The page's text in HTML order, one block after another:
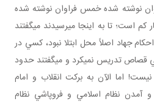
نوشته شده خمس فراوان نوشته شده
کم است؛ تا به اينجا مي رسيدند مي گفتند
جهاد اصلاً محل ابتلا نبود، کسي در
قصاص تدريس نمي کرد و مي گفتند حدود
اما الآن به برکت انقلاب و امام
و آمدن نظام اسلامي و فروپاشي نظام